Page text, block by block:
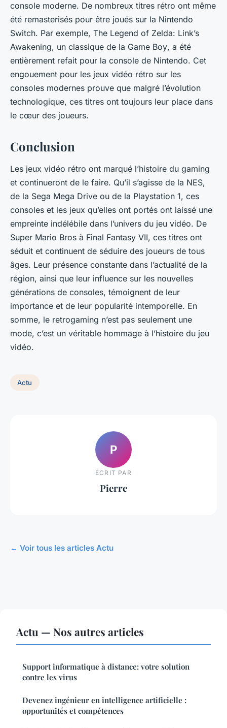
console moderne. De nombreux titres rétro ont même
été remasterisés pour être joués sur la Nintendo
Switch. Par exemple, The Legend of Zelda: Link’s
Awakening, un classique de la Game Boy, a été
entièrement refait pour la console de Nintendo. Cet
engouement pour les jeux vidéo rétro sur les
consoles modernes prouve que malgré l’évolution
technologique, ces titres ont toujours leur place dans
le cœur des joueurs.
Conclusion
Les jeux vidéo rétro ont marqué l’histoire du gaming
et continueront de le faire. Qu’il s’agisse de la NES,
de la Sega Mega Drive ou de la Playstation 1, ces
consoles et les jeux qu’elles ont portés ont laissé une
empreinte indélébile dans l’univers du jeu vidéo. De
Super Mario Bros à Final Fantasy VII, ces titres ont
séduit et continuent de séduire des joueurs de tous
âges. Leur présence constante dans l’actualité de la
région, ainsi que leur influence sur les nouvelles
générations de consoles, témoignent de leur
importance et de leur popularité intemporelle. En
somme, le retrogaming n’est pas seulement une
mode, c’est un véritable hommage à l’histoire du jeu
vidéo.
Actu
P
ECRIT PAR
Pierre
← Voir tous les articles Actu
Actu — Nos autres articles
Support informatique à distance: votre solution
contre les virus
Devenez ingénieur en intelligence artificielle :
opportunités et compétences